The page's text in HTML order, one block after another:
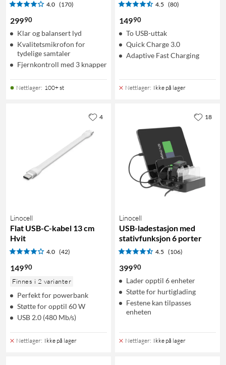
4.0 (170)
29990
Klar og balansert lyd
Kvalitetsmikrofon for
tydelige samtaler
Fjernkontroll med 3 knapper
Nettlager: 100+ st
4.5 (80)
14990
To USB-uttak
Quick Charge 3.0
Adaptive Fast Charging
Nettlager: Ikke på lager
Linocell
Flat USB-C-kabel 13 cm
Hvit
4.0 (42)
14990
Finnes i 2 varianter
Perfekt for powerbank
Støtte for opptil 60 W
USB 2.0 (480 Mb/s)
Nettlager: Ikke på lager
4
Linocell
USB-ladestasjon med
stativfunksjon 6 porter
4.5 (106)
39990
Lader opptil 6 enheter
Støtte for hurtiglading
Festene kan tilpasses
enheten
Nettlager: Ikke på lager
18